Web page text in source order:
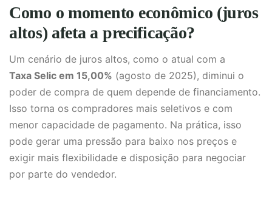
Como o momento econômico (juros
altos) afeta a precificação?
Um cenário de juros altos, como o atual com a
Taxa Selic em 15,00% (agosto de 2025), diminui o
poder de compra de quem depende de financiamento.
Isso torna os compradores mais seletivos e com
menor capacidade de pagamento. Na prática, isso
pode gerar uma pressão para baixo nos preços e
exigir mais flexibilidade e disposição para negociar
por parte do vendedor.